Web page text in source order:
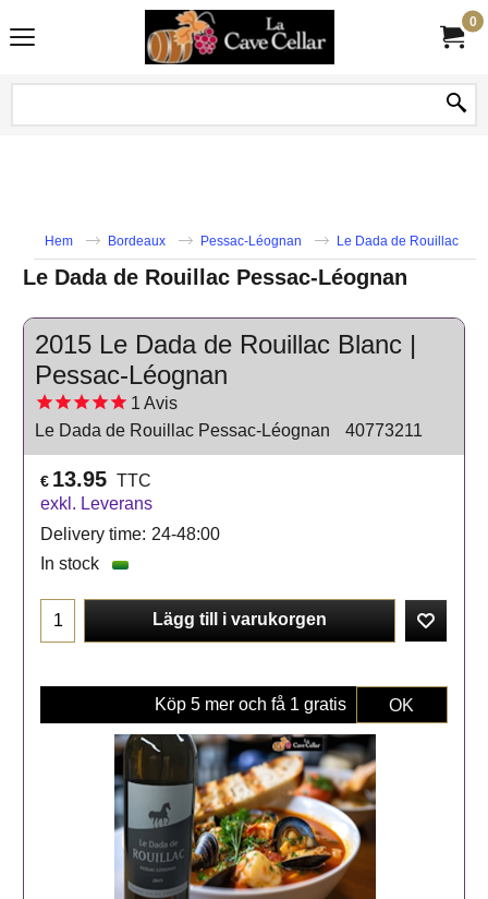
0
Hem Bordeaux Pessac-Léognan Le Dada de Rouillac
Le Dada de Rouillac Pessac-Léognan
2015 Le Dada de Rouillac Blanc |
Pessac-Léognan
1 Avis
Le Dada de Rouillac Pessac-Léognan
40773211
€ 13.95 TTC
exkl. Leverans
Delivery time: 24-48:00
In stock
Lägg till i varukorgen
Köp 5 mer och få 1 gratis OK